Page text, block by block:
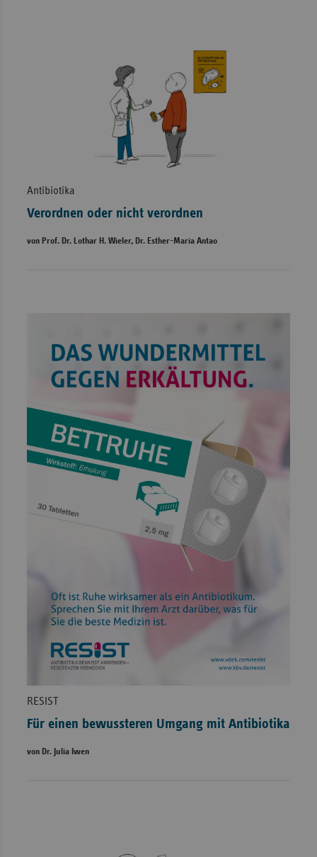
Antibiotika
Verordnen oder nicht verordnen
von Prof. Dr. Lothar H. Wieler, Dr. Esther-Maria Antao
RESIST
Für einen bewussteren Umgang mit Antibiotika
von Dr. Julia Iwen